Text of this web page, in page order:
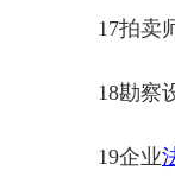
17
18勘察
19企业